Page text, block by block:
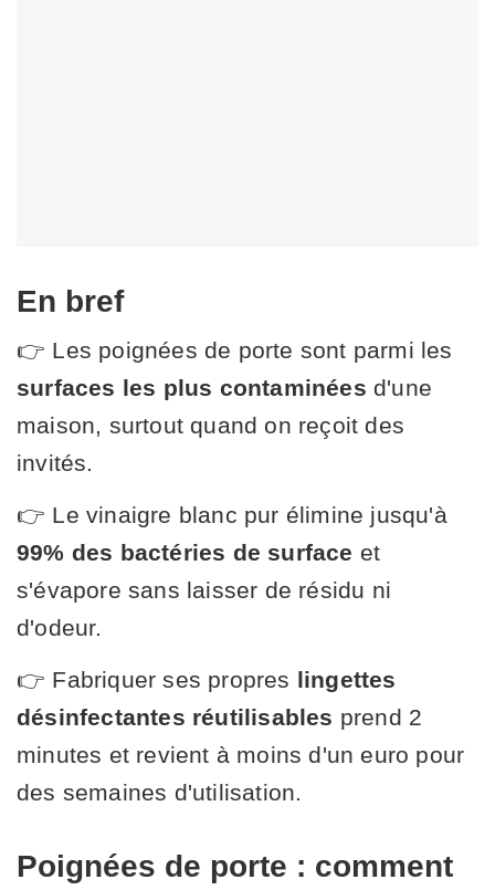
En bref
👉 Les poignées de porte sont parmi les
surfaces les plus contaminées d'une
maison, surtout quand on reçoit des
invités.
👉 Le vinaigre blanc pur élimine jusqu'à
99% des bactéries de surface et
s'évapore sans laisser de résidu ni
d'odeur.
👉 Fabriquer ses propres lingettes
désinfectantes réutilisables prend 2
minutes et revient à moins d'un euro pour
des semaines d'utilisation.
Poignées de porte : comment